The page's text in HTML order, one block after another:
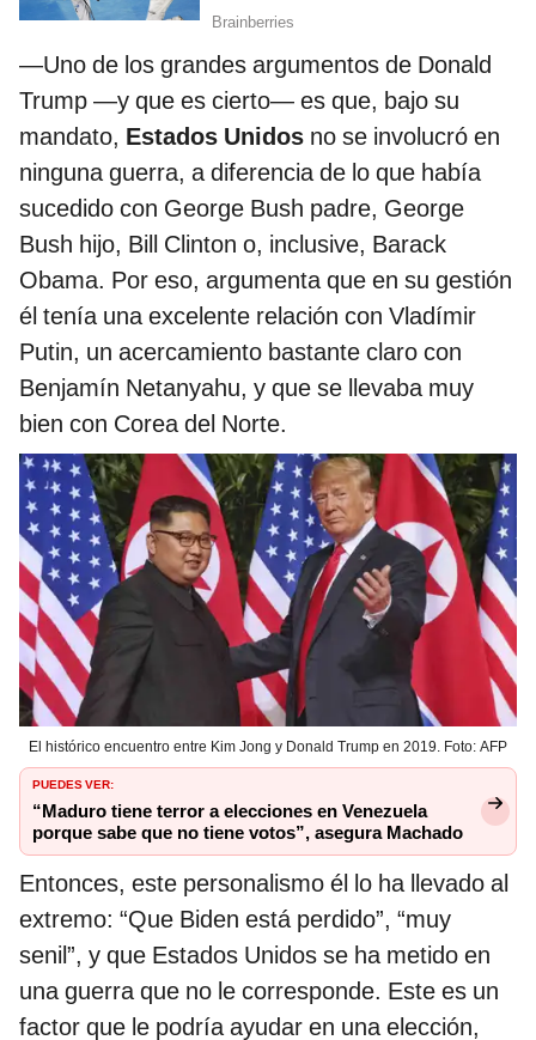
—Uno de los grandes argumentos de Donald
Trump —y que es cierto— es que, bajo su
mandato, Estados Unidos no se involucró en
ninguna guerra, a diferencia de lo que había
sucedido con George Bush padre, George
Bush hijo, Bill Clinton o, inclusive, Barack
Obama. Por eso, argumenta que en su gestión
él tenía una excelente relación con Vladímir
Putin, un acercamiento bastante claro con
Benjamín Netanyahu, y que se llevaba muy
bien con Corea del Norte.
El histórico encuentro entre Kim Jong y Donald Trump en 2019. Foto: AFP
PUEDES VER:
“Maduro tiene terror a elecciones en Venezuela
porque sabe que no tiene votos”, asegura Machado
Entonces, este personalismo él lo ha llevado al
extremo: “Que Biden está perdido”, “muy
senil”, y que Estados Unidos se ha metido en
una guerra que no le corresponde. Este es un
factor que le podría ayudar en una elección,